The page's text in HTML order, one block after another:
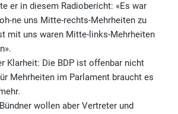
er in diesem Radiobericht: «Es war
ne uns Mitte-rechts-Mehrheiten zu
mit uns waren Mitte-links-Mehrheiten
Klarheit: Die BDP ist offenbar nicht
Mehrheiten im Parlament braucht es
wollen aber Vertreter und